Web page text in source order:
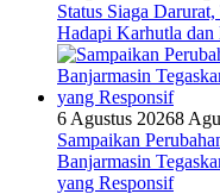
Status Siaga
Hadapi Karhutla
6 Agustus 20268
Sampaikan
Banjarmasin
yang Responsif